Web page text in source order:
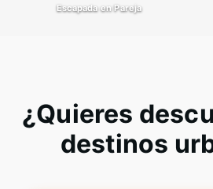
Escapada en Pareja
¿Quieres
destinos